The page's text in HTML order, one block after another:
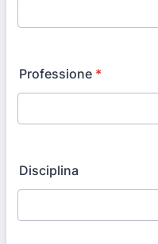
Professione *
Disciplina